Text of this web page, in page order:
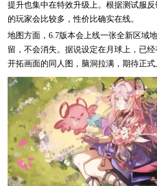
提升也集中在特效升级上。根据测试服
的玩家会比较多，性价比确实在线。
地图方面，6.7版本会上线一张全新区域
留，不会消失。据说设定在月球上，已
开拓画面的同人图，脑洞拉满，期待正式